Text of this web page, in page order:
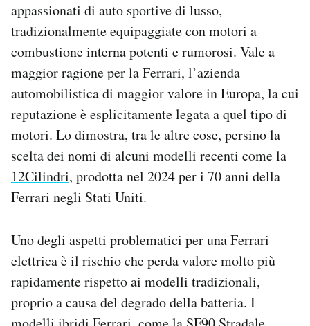
appassionati di auto sportive di lusso,
tradizionalmente equipaggiate con motori a
combustione interna potenti e rumorosi. Vale a
maggior ragione per la Ferrari, l’azienda
automobilistica di maggior valore in Europa, la cui
reputazione è esplicitamente legata a quel tipo di
motori. Lo dimostra, tra le altre cose, persino la
scelta dei nomi di alcuni modelli recenti come la
12Cilindri, prodotta nel 2024 per i 70 anni della
Ferrari negli Stati Uniti.
Uno degli aspetti problematici per una Ferrari
elettrica è il rischio che perda valore molto più
rapidamente rispetto ai modelli tradizionali,
proprio a causa del degrado della batteria. I